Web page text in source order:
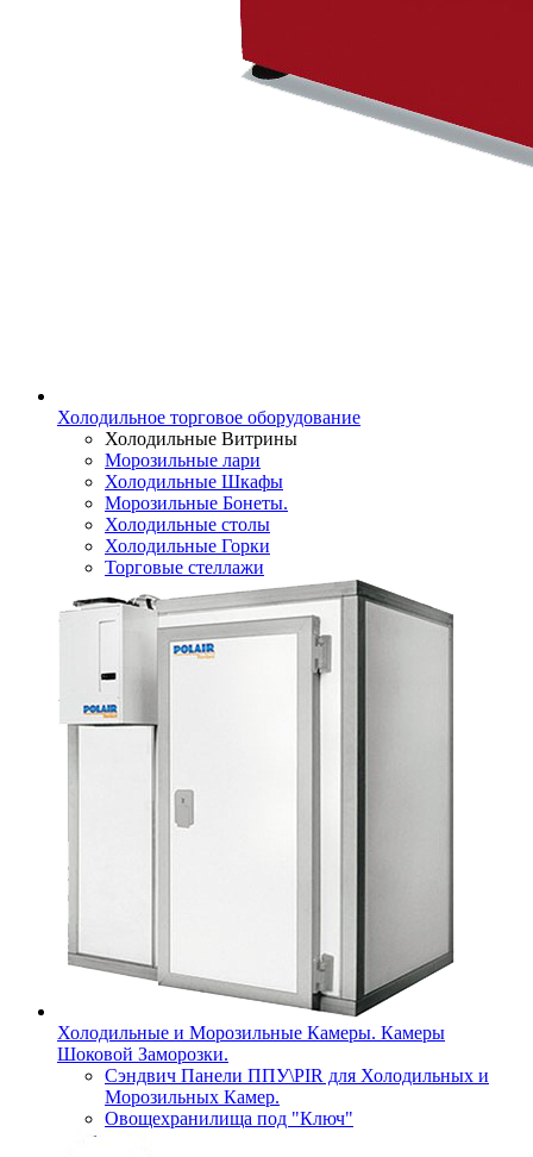
Холодильное торговое оборудование
Холодильные Витрины
Морозильные лари
Холодильные Шкафы
Морозильные Бонеты.
Холодильные столы
Холодильные Горки
Торговые стеллажи
Холодильные и Морозильные Камеры. Камеры
Шоковой Заморозки.
Сэндвич Панели ППУ\PIR для Холодильных и
Морозильных Камер.
Овощехранилища под "Ключ"